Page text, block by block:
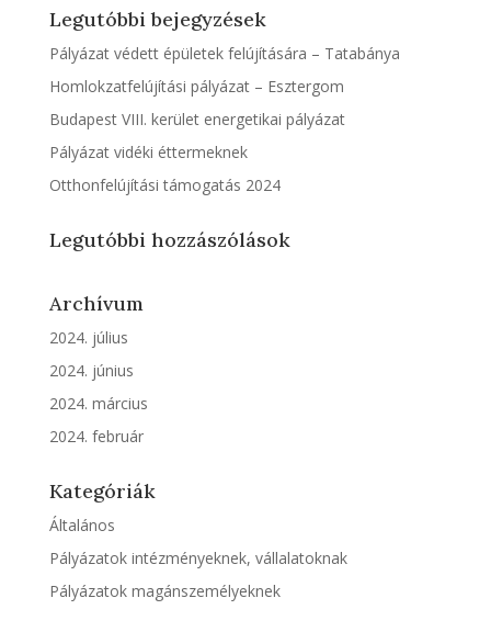
Legutóbbi bejegyzések
Pályázat védett épületek felújítására – Tatabánya
Homlokzatfelújítási pályázat – Esztergom
Budapest VIII. kerület energetikai pályázat
Pályázat vidéki éttermeknek
Otthonfelújítási támogatás 2024
Legutóbbi hozzászólások
Archívum
2024. július
2024. június
2024. március
2024. február
Kategóriák
Általános
Pályázatok intézményeknek, vállalatoknak
Pályázatok magánszemélyeknek